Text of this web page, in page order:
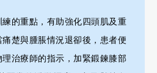
的重點，有助強化四頭肌及重
楚與腫脹情況退卻後，患者便
治療師的指示，加緊鍛鍊膝部